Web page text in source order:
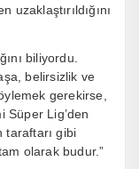
uzaklaştırıldığını
biliyordu.
belirsizlik ve
gerekirse,
Süper Lig’den
taraftarı gibi
olarak budur.”